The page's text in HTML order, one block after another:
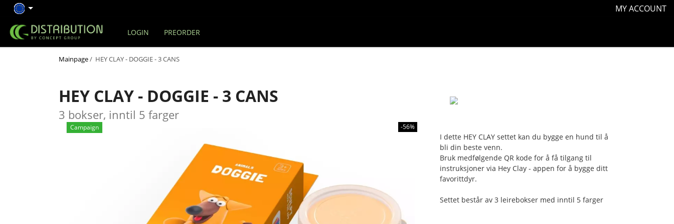
MY ACCOUNT
LOGIN PREORDER
Mainpage/ HEY CLAY - DOGGIE - 3 CANS
HEY CLAY - DOGGIE - 3 CANS
3 bokser, inntil 5 farger
Campaign -56%
I dette HEY CLAY settet kan du bygge en hund til å
bli din beste venn.
Bruk medfølgende QR kode for å få tilgang til
instruksjoner via Hey Clay - appen for å bygge ditt
favorittdyr.
Settet består av 3 leirebokser med inntil 5 farger